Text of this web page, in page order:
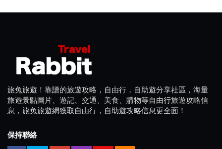
旅兔旅遊！靠譜的旅遊攻略，自由行，自助遊分享社區，海量
旅遊景點圖片、遊記、交通、美食、購物等自由行旅遊攻略信
息，旅兔旅遊網獲取自由行，自助遊攻略信息更全面！
保持聯絡